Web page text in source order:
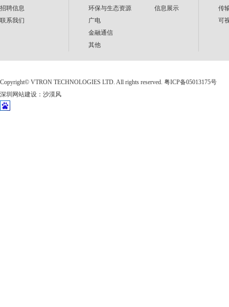
招聘信息
联系我们
环保与生态资源
广电
金融通信
其他
信息展示
传
可
Copyright© VTRON TECHNOLOGIES LTD. All rights reserved. 粤ICP备05013175号
深圳网站建设 ： 沙漠风